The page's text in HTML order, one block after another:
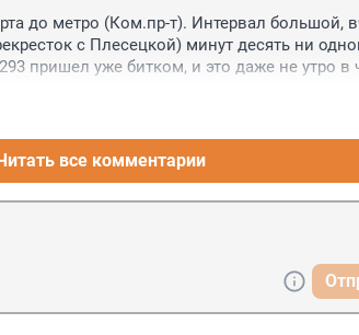
до метро (Ком.пр-т). Интервал большой,
с Плесецкой) минут десять ни
пришел уже битком, и это даже не утро в
метро и люди поехали. Зато на Невском в
маршрутами стоят в пробках, где в
есть в метро разных веток...
все комментарии